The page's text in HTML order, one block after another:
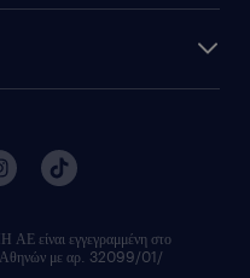
εγγεγραμμένη στο
Αθηνών με αρ. 32099/01/